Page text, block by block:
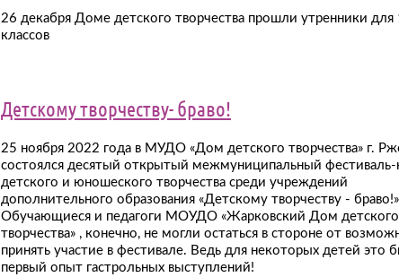
26 декабря Доме детского творчества прошли утренники для
классов
Детскому творчеству- браво!
25 ноября 2022 года в МУДО «Дом детского творчества» г.
состоялся десятый открытый межмуниципальный фестиваль-
детского и юношеского творчества среди учреждений
дополнительного образования «Детскому творчеству -
Обучающиеся и педагоги МОУДО «Жарковский Дом детского
творчества» , конечно, не могли остаться в стороне от
принять участие в фестивале. Ведь для некоторых детей это
первый опыт гастрольных выступлений!